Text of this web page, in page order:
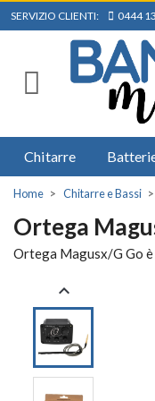
SERVIZIO CLIENTI: 0444
Chitarre
Home Chitarre e Bassi
Ortega
Ortega Magusx/G Go
